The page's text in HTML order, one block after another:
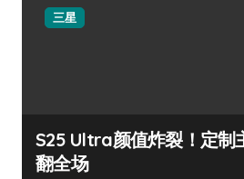
三星
S25 Ultra颜值炸裂！定制
翻全场